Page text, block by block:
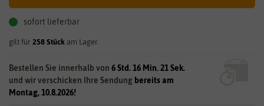
sofort lieferbar
gilt für 258 Stück am Lager.
Bestellen Sie innerhalb von 6 Std. 16 Min. 20 Sek.
und wir verschicken Ihre Sendung bereits am
Montag, 10.8.2026!